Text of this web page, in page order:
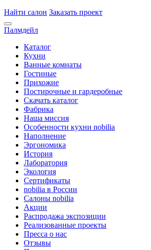
Найти салон Заказать проект
Палмдейл
Каталог
Кухни
Ванные комнаты
Гостиные
Прихожие
Постирочные и гардеробные
Скачать каталог
Фабрика
Наша миссия
Особенности кухни nobilia
Наполнение
Эргономика
История
Лаборатория
Экология
Сертификаты
nobilia в России
Салоны nobilia
Акции
Распродажа экспозиции
Реализованные проекты
Пресса о нас
Отзывы